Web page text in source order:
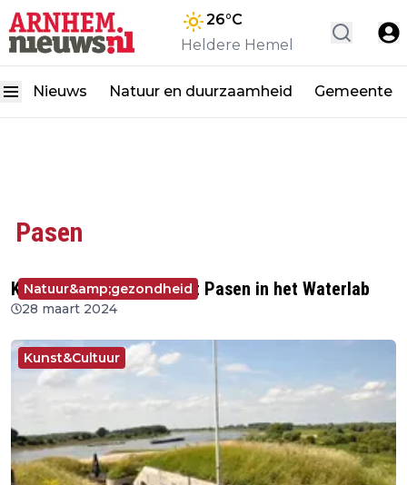
26°C
Heldere Hemel
Nieuws Natuur en duurzaamheid Gemeente
Pasen
Natuur&amp;gezondheid
Kom experimenteren met Pasen in het Waterlab
28 maart 2024
Kunst&Cultuur